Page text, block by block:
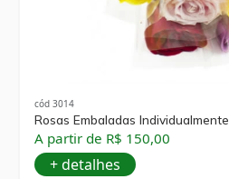
cód 3014
Rosas Embaladas Individualmente
A partir de R$ 150,00
+ detalhes